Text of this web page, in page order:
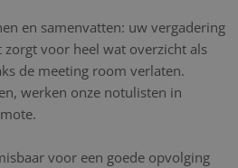
en samenvatten: uw vergadering
voor heel wat overzicht als
de meeting room verlaten.
werken onze notulisten in
voor een goede opvolging